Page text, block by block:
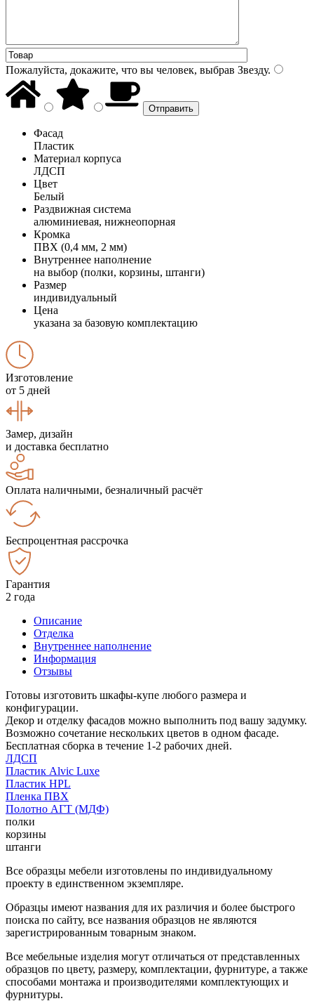
Пожалуйста, докажите, что вы человек, выбрав Звезду.
Фасад
Пластик
Материал корпуса
ЛДСП
Цвет
Белый
Раздвижная система
алюминиевая, нижнеопорная
Кромка
ПВХ (0,4 мм, 2 мм)
Внутреннее наполнение
на выбор (полки, корзины, штанги)
Размер
индивидуальный
Цена
указана за базовую комплектацию
Изготовление
от 5 дней
Замер, дизайн
и доставка бесплатно
Оплата наличными, безналичный расчёт
Беспроцентная рассрочка
Гарантия
2 года
Описание
Отделка
Внутреннее наполнение
Информация
Отзывы
Готовы изготовить шкафы-купе любого размера и
конфигурации.
Декор и отделку фасадов можно выполнить под вашу задумку.
Возможно сочетание нескольких цветов в одном фасаде.
Бесплатная сборка в течение 1-2 рабочих дней.
ЛДСП
Пластик Alvic Luxe
Пластик HPL
Пленка ПВХ
Полотно АГТ (МДФ)
полки
корзины
штанги
Все образцы мебели изготовлены по индивидуальному
проекту в единственном экземпляре.
Образцы имеют названия для их различия и более быстрого
поиска по сайту, все названия образцов не являются
зарегистрированным товарным знаком.
Все мебельные изделия могут отличаться от представленных
образцов по цвету, размеру, комплектации, фурнитуре, а также
способами монтажа и производителями комплектующих и
фурнитуры.